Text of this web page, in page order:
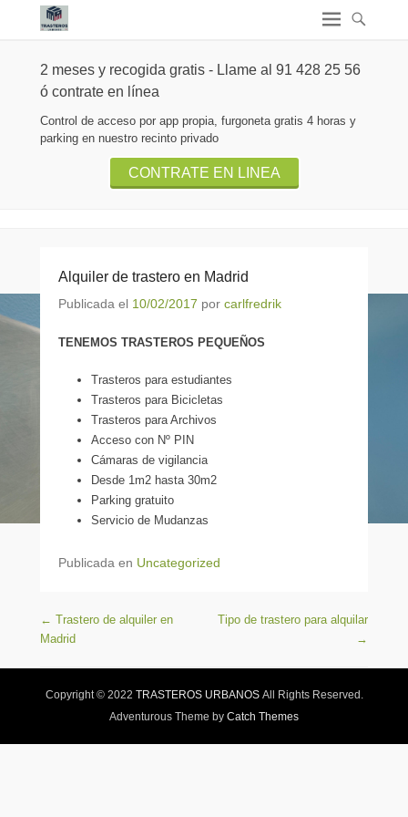
2 meses y recogida gratis - Llame al 91 428 25 56
ó contrate en línea
Control de acceso por app propia, furgoneta gratis 4 horas y
parking en nuestro recinto privado
CONTRATE EN LINEA
Alquiler de trastero en Madrid
Publicada el 10/02/2017 por carlfredrik
TENEMOS TRASTEROS PEQUEÑOS
Trasteros para estudiantes
Trasteros para Bicicletas
Trasteros para Archivos
Acceso con Nº PIN
Cámaras de vigilancia
Desde 1m2 hasta 30m2
Parking gratuito
Servicio de Mudanzas
Publicada en Uncategorized
Navegación de entradas
← Trastero de alquiler en
Madrid
Tipo de trastero para alquilar
→
Copyright © 2022 TRASTEROS URBANOSAll Rights Reserved.
Adventurous Theme by Catch Themes